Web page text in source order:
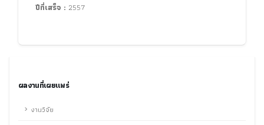
ปีที่เสร็จ : 2557
ผลงานที่เผยแพร่
งานวิจัย